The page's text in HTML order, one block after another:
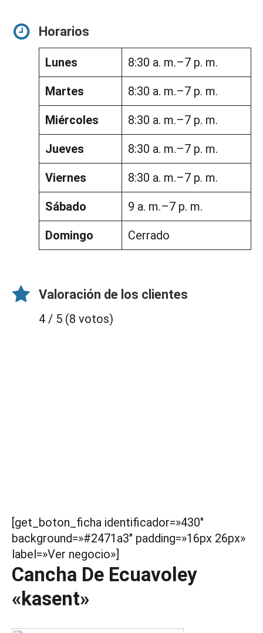
Horarios
Lunes 8:30 a. m.–7 p. m.
Martes 8:30 a. m.–7 p. m.
Miércoles 8:30 a. m.–7 p. m.
Jueves 8:30 a. m.–7 p. m.
Viernes 8:30 a. m.–7 p. m.
Sábado 9 a. m.–7 p. m.
Domingo Cerrado
Valoración de los clientes
4 / 5 (8 votos)
[get_boton_ficha identificador=»430″
background=»#2471a3″ padding=»16px 26px»
label=»Ver negocio»]
Cancha De Ecuavoley
«kasent»